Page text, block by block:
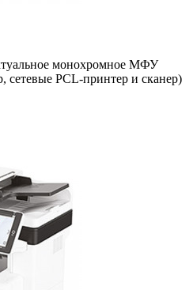
монохромное МФУ
сетевые PCL-принтер и сканер)